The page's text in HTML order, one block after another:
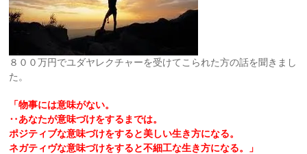
８００万円でユダヤレクチャーを受けてこられた方の話を聞きまし
た。
「物事には意味がない。
‥あなたが意味づけをするまでは。
ポジティブな意味づけをすると美しい生き方になる。
ネガティヴな意味づけをすると不細工な生き方になる。」